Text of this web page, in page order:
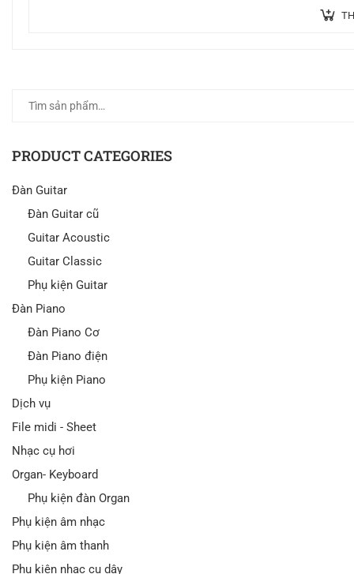
PRODUCT CATEGORIES
Đàn Guitar
Đàn Guitar cũ
Guitar Acoustic
Guitar Classic
Phụ kiện Guitar
Đàn Piano
Đàn Piano Cơ
Đàn Piano điện
Phụ kiện Piano
Dịch vụ
File midi - Sheet
Nhạc cụ hơi
Organ- Keyboard
Phụ kiện đàn Organ
Phụ kiện âm nhạc
Phụ kiện âm thanh
Phụ kiện nhạc cụ dây